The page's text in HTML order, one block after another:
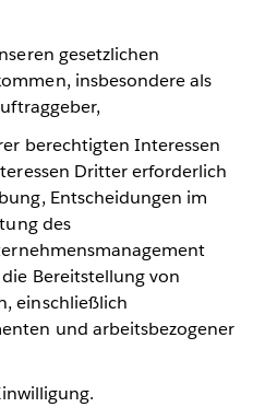
gesetzlichen
insbesondere als
berechtigten Interessen
Dritter erforderlich
Entscheidungen im
des
Bereitstellung von
einschließlich
und arbeitsbezogener